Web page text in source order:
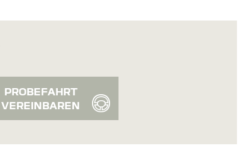
PROBEFAHRT
VEREINBAREN